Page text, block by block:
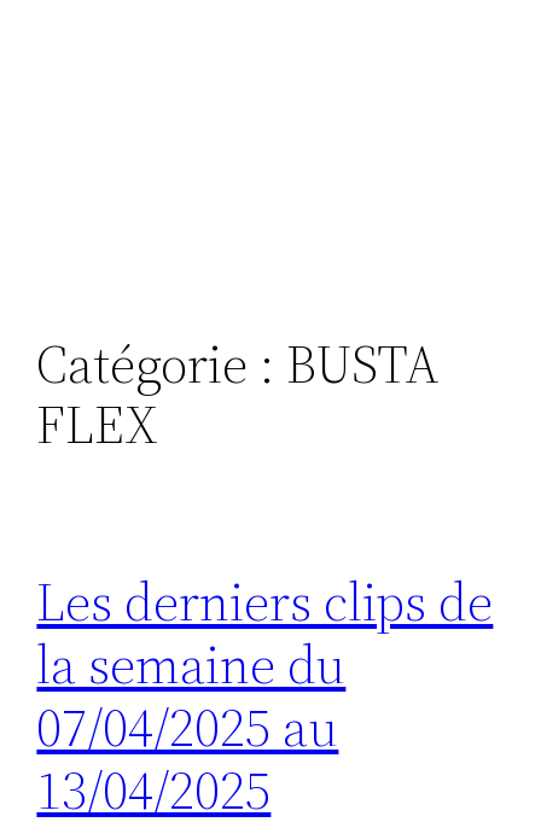
Catégorie : BUSTA
FLEX
Les derniers clips de
la semaine du
07/04/2025 au
13/04/2025